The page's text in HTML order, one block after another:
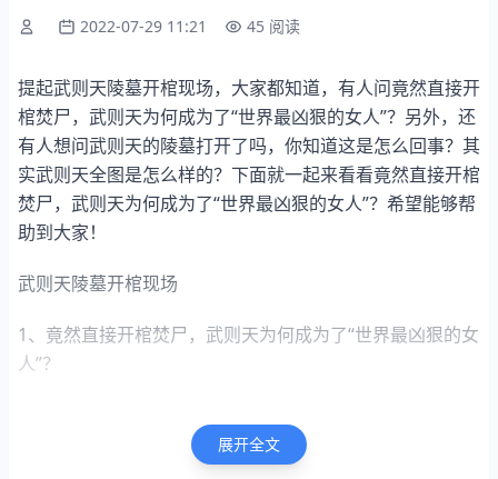
2022-07-29 11:21 45 阅读
提起武则天陵墓开棺现场，大家都知道，有人问竟然直接开
棺焚尸，武则天为何成为了“世界最凶狠的女人”？另外，还
有人想问武则天的陵墓打开了吗，你知道这是怎么回事？其
实武则天全图是怎么样的？下面就一起来看看竟然直接开棺
焚尸，武则天为何成为了“世界最凶狠的女人”？希望能够帮
助到大家！
武则天陵墓开棺现场
1、竟然直接开棺焚尸，武则天为何成为了“世界最凶狠的女
人”？
3、武则天全图是怎么样的？
展开全文